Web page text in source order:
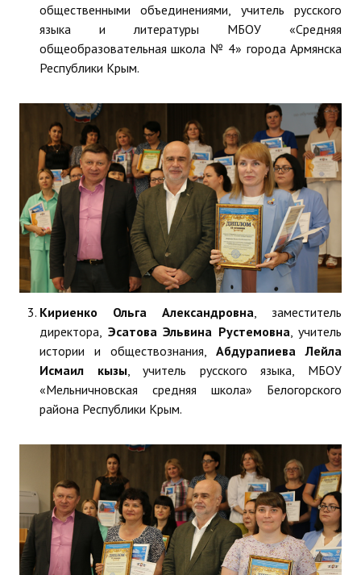
общественными объединениями, учитель русского
языка и литературы МБОУ «Средняя
общеобразовательная школа № 4» города Армянска
Республики Крым.
Кириенко Ольга Александровна, заместитель
директора, Эсатова Эльвина Рустемовна, учитель
истории и обществознания, Абдурапиева Лейла
Исмаил кызы, учитель русского языка, МБОУ
«Мельничновская средняя школа» Белогорского
района Республики Крым.